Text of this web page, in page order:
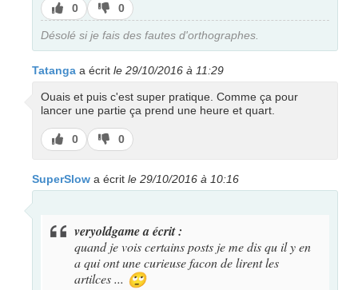
J’aime
0
J’aime
pas
0
Désolé si je fais des fautes d'orthographes.
Tatanga a écrit le 29/10/2016 à 11:29
Ouais et puis c'est super pratique. Comme ça pour
lancer une partie ça prend une heure et quart.
J’aime
0
J’aime
pas
0
SuperSlow a écrit le 29/10/2016 à 10:16
veryoldgame a écrit :
quand je vois certains posts je me dis qu il y en
a qui ont une curieuse facon de lirent les
artilces ... 🙄